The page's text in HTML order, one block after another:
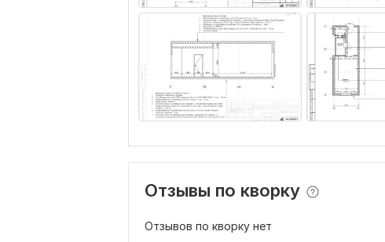
Отзывы по кворку
Отзывов по кворку нет